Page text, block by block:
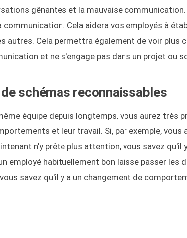
gênantes et la mauvaise communication.
Cela aidera vos employés à
autres. Cela permettra également de voir plus
et ne s'engage pas dans un projet ou
schémas reconnaissables
équipe depuis longtemps, vous aurez très
et leur travail. Si, par exemple, vous
n'y prête plus attention, vous savez qu'il
employé habituellement bon laisse passer les
savez qu'il y a un changement de